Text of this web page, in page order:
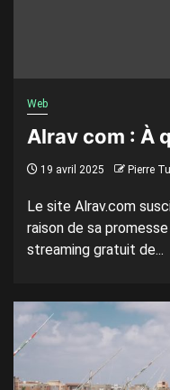
Web
Alrav com : À
19 avril 2025 Pierre
Le site Alrav.com
raison de sa
streaming gratuit de...